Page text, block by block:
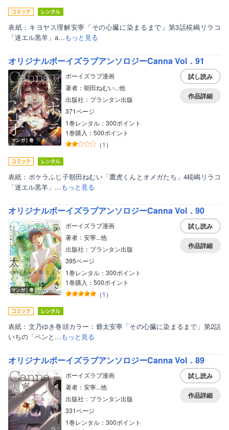
表紙：キヨヤス理解安寧「その心臓に染まるまで」第3話椛嶋リラコ
「迷エル黒羊」a…もっと見る
オリジナルボーイズラブアンソロジーCanna Vol．91
マンガ｜巻
ボーイズラブ漫画
著者：朝田ねむい...他
出版社：プランタン出版
371ページ
1巻レンタル：300ポイント
1巻購入：500ポイント
（1 ）
試し読み
作品詳細
表紙：ポケラふじ子朝田ねむい「鷹虎くんとオメガたち」4椛嶋リラコ
「迷エル黒羊」…もっと見る
オリジナルボーイズラブアンソロジーCanna Vol．90
マンガ｜巻
ボーイズラブ漫画
著者：安寧...他
出版社：プランタン出版
395ページ
1巻レンタル：300ポイント
1巻購入：500ポイント
（1 ）
試し読み
作品詳細
表紙：文乃ゆき巻頭カラー：爺太安寧「その心臓に染まるまで」第2話
いちの「ペンと…もっと見る
オリジナルボーイズラブアンソロジーCanna Vol．89
ボーイズラブ漫画
著者：安寧...他
出版社：プランタン出版
331ページ
1巻レンタル：300ポイント
試し読み
作品詳細